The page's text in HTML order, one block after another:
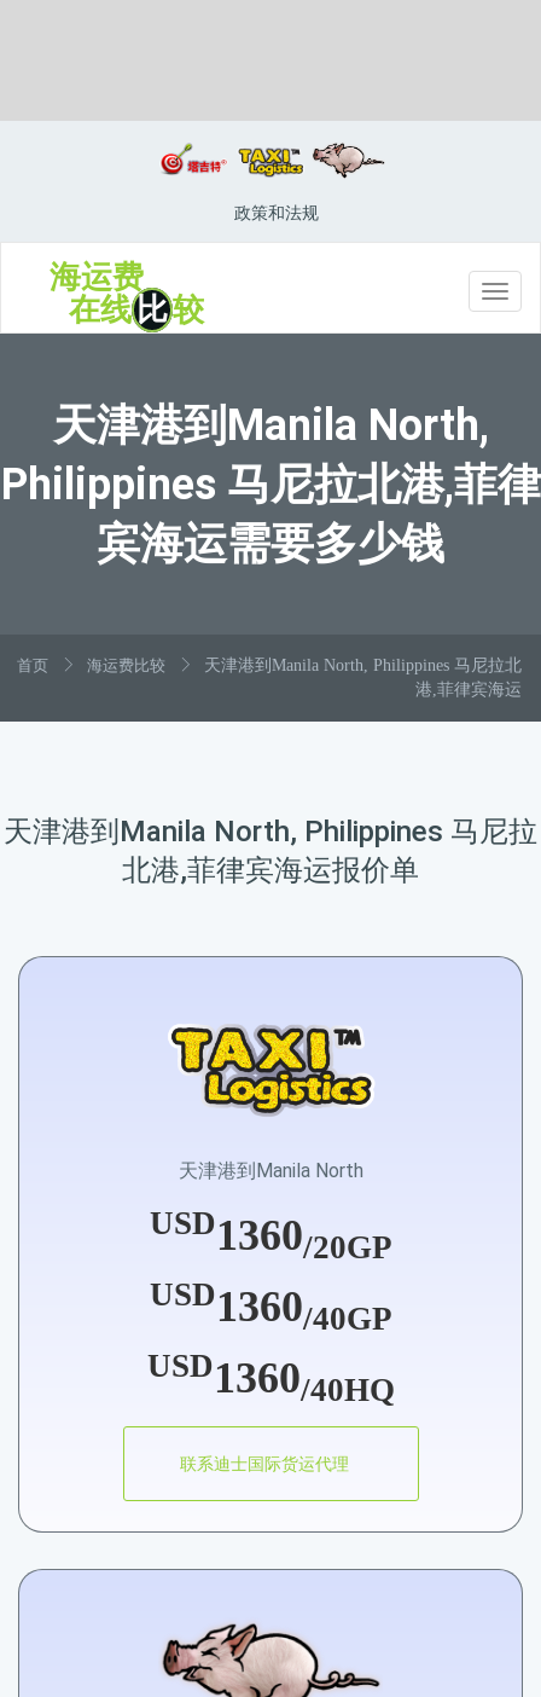
政策和法规
切
换
海运费
在线比较
天津港到Manila North,
Philippines 马尼拉北港,菲律
宾海运需要多少钱
首页 海运费比较
天津港到Manila North, Philippines 马尼拉北
港,菲律宾海运
天津港到Manila North, Philippines 马尼拉
北港,菲律宾海运报价单
天津港到Manila North
USD1360/20GP
USD1360/40GP
USD1360/40HQ
联系迪士国际货运代理